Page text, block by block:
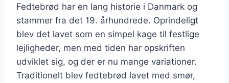
Fedtebrød har en lang historie i Danmark og
stammer fra det 19. århundrede. Oprindeligt
blev det lavet som en simpel kage til festlige
lejligheder, men med tiden har opskriften
udviklet sig, og der er nu mange variationer.
Traditionelt blev fedtebrød lavet med smør,